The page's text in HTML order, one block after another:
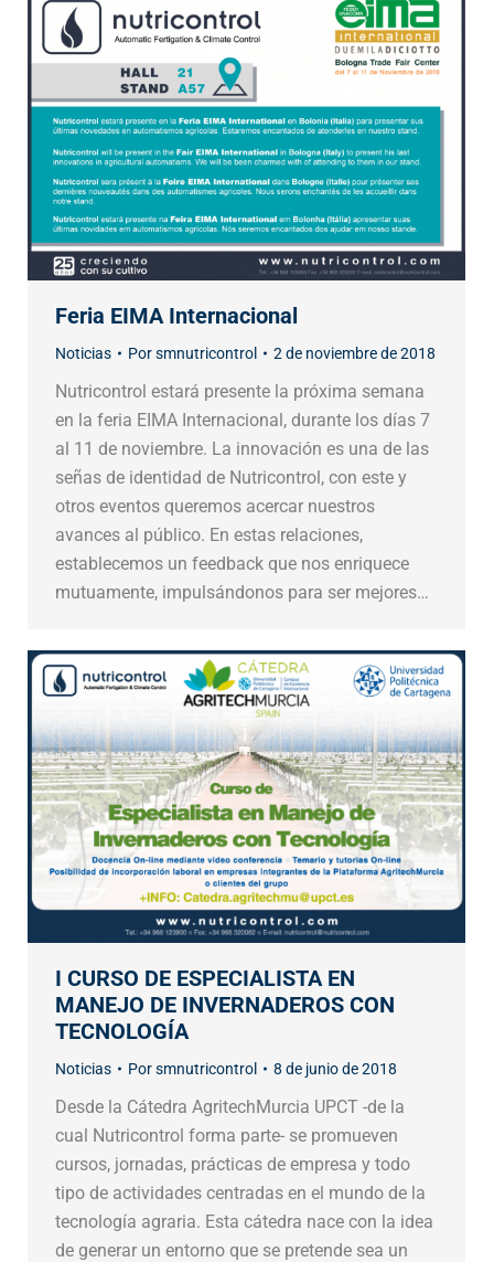
Feria EIMA Internacional
Noticias Porsmnutricontrol 2 de noviembre de 2018
Nutricontrol estará presente la próxima semana
en la feria EIMA Internacional, durante los días 7
al 11 de noviembre. La innovación es una de las
señas de identidad de Nutricontrol, con este y
otros eventos queremos acercar nuestros
avances al público. En estas relaciones,
establecemos un feedback que nos enriquece
mutuamente, impulsándonos para ser mejores…
I CURSO DE ESPECIALISTA EN
MANEJO DE INVERNADEROS CON
TECNOLOGÍA
Noticias Porsmnutricontrol 8 de junio de 2018
Desde la Cátedra AgritechMurcia UPCT -de la
cual Nutricontrol forma parte- se promueven
cursos, jornadas, prácticas de empresa y todo
tipo de actividades centradas en el mundo de la
tecnología agraria. Esta cátedra nace con la idea
de generar un entorno que se pretende sea un